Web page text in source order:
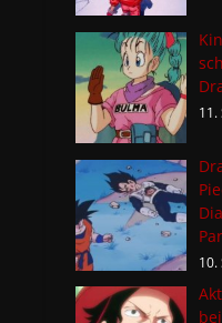
11.
10.